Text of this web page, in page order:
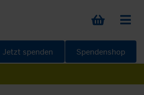
Jetzt spenden Spendenshop